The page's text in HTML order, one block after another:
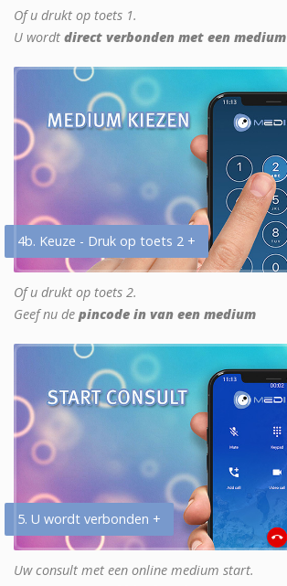
Of u drukt op toets 1.
U wordt direct verbonden met een medium
4b. Keuze - Druk op toets 2 +
Of u drukt op toets 2.
Geef nu de pincode in van een medium
5. U wordt verbonden +
Uw consult met een online medium start.